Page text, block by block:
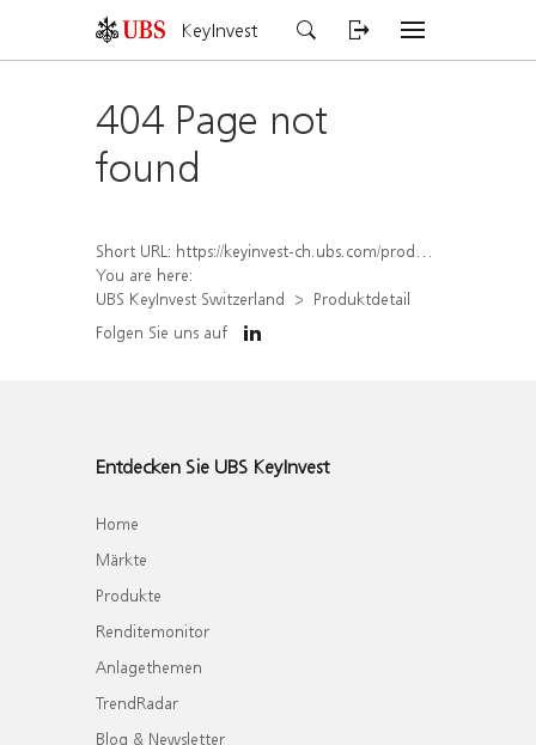
KeyInvest
404 Page not
found
Short URL: https://keyinvest-ch.ubs.com/produkt/detail/index/isin/CH1582450586
You are here:
UBS KeyInvest Switzerland
Produktdetail
Folgen Sie uns auf
Entdecken Sie UBS KeyInvest
Home
Märkte
Produkte
Renditemonitor
Anlagethemen
TrendRadar
Blog & Newsletter